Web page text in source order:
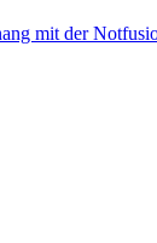
mit der